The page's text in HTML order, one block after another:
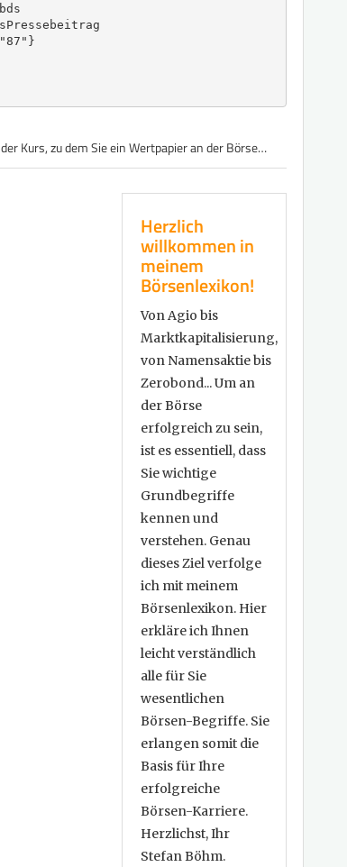
Kurs, zu dem Sie ein Wertpapier an der Börse…
Herzlich
willkommen in
meinem
Börsenlexikon!
Von Agio bis
Marktkapitalisierung,
von Namensaktie bis
Zerobond... Um an
der Börse
erfolgreich zu sein,
ist es essentiell, dass
Sie wichtige
Grundbegriffe
kennen und
verstehen. Genau
dieses Ziel verfolge
ich mit meinem
Börsenlexikon. Hier
erkläre ich Ihnen
leicht verständlich
alle für Sie
wesentlichen
Börsen-Begriffe. Sie
erlangen somit die
Basis für Ihre
erfolgreiche
Börsen-Karriere.
Herzlichst, Ihr
Stefan Böhm.